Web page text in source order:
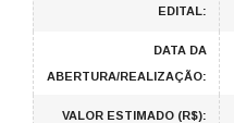
EDITAL:
DATA DA
ABERTURA/REALIZAÇÃO:
VALOR ESTIMADO (R$):